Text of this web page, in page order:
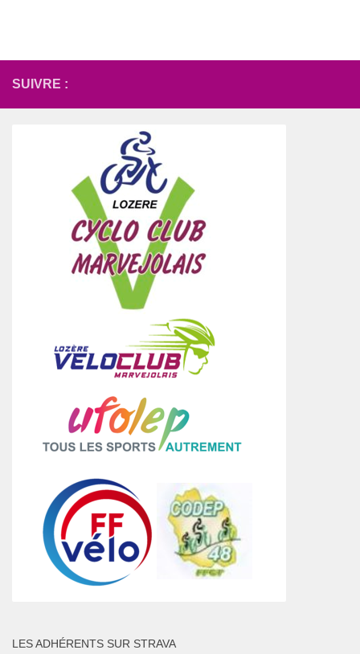
SUIVRE :
LES ADHÉRENTS SUR STRAVA